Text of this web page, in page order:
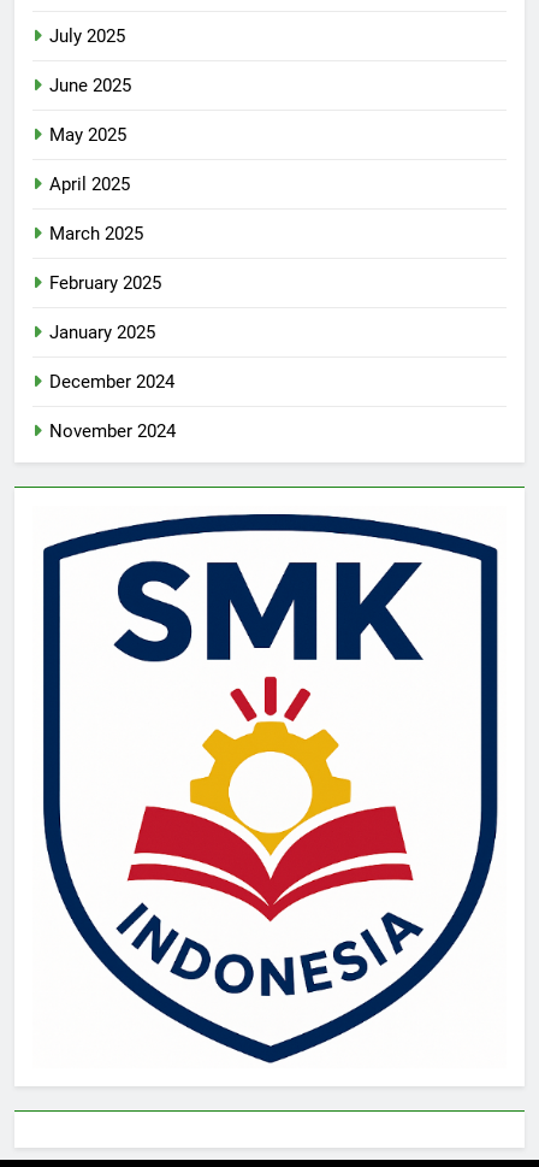
July 2025
June 2025
May 2025
April 2025
March 2025
February 2025
January 2025
December 2024
November 2024